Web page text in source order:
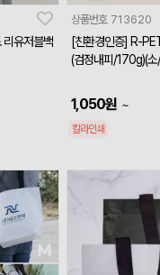
유저블백
상품번호 713620
[친환경인증] R-
(검정내피/170g)(
1,050원 ~
칼라인쇄